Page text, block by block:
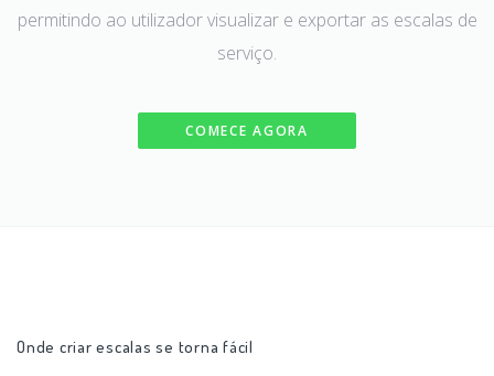
permitindo ao utilizador visualizar e exportar as escalas de
serviço.
COMECE AGORA
Onde criar escalas se torna fácil